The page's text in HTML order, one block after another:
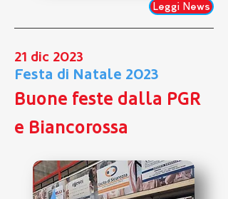
Leggi News
21 dic 2023
Festa di Natale 2023
Buone feste dalla PGR
e Biancorossa